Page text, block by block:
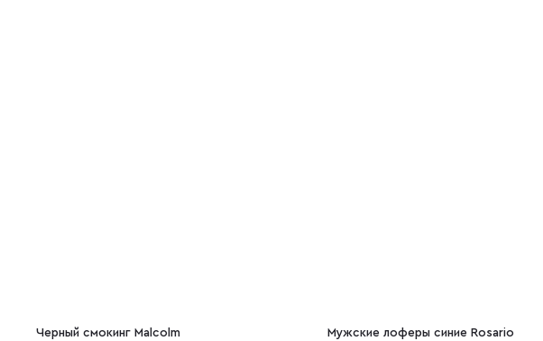
Черный смокинг Malcolm
Мужские лоферы синие Rosario